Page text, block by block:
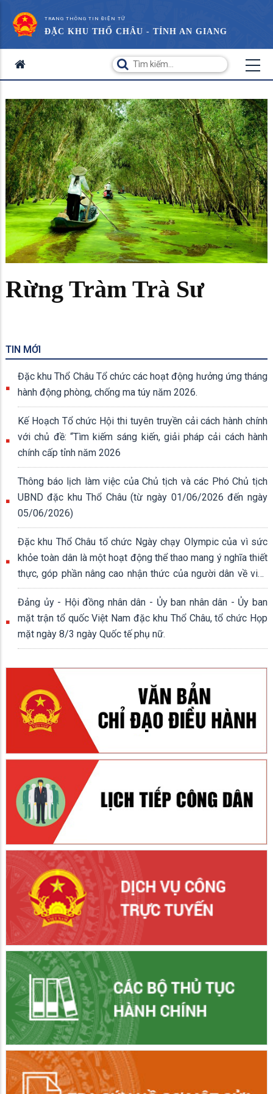
TRANG THÔNG TIN ĐIỆN TỬ
ĐẶC KHU THỔ CHÂU - TỈNH AN GIANG
Rừng Tràm Trà Sư
TIN MỚI
Đặc khu Thổ Châu Tổ chức các hoạt động hưởng ứng tháng
hành động phòng, chống ma túy năm 2026.
Kế Hoạch Tổ chức Hội thi tuyên truyền cải cách hành chính
với chủ đề: “Tìm kiếm sáng kiến, giải pháp cải cách hành
chính cấp tỉnh năm 2026
Thông báo lịch làm việc của Chủ tịch và các Phó Chủ tịch
UBND đặc khu Thổ Châu (từ ngày 01/06/2026 đến ngày
05/06/2026)
Đặc khu Thổ Châu tổ chức Ngày chạy Olympic của vì sức
khỏe toàn dân là một hoạt động thể thao mang ý nghĩa thiết
thực, góp phần nâng cao nhận thức của người dân về việc
rèn luyện thân thể, xây dựng lối sống lành mạnh.
Đảng ủy - Hội đồng nhân dân - Ủy ban nhân dân - Ủy ban
mặt trận tổ quốc Việt Nam đặc khu Thổ Châu, tổ chức Họp
mặt ngày 8/3 ngày Quốc tế phụ nữ.